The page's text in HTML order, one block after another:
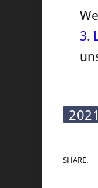
3.
2021
SHARE.